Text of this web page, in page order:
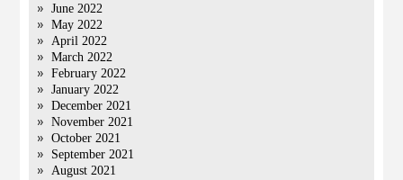
June 2022
May 2022
April 2022
March 2022
February 2022
January 2022
December 2021
November 2021
October 2021
September 2021
August 2021